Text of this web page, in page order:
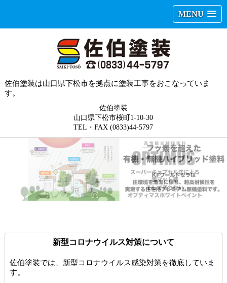
MENU
佐伯塗装は山口県下松市を拠点に塗装工事をおこなっていま
す。
佐伯塗装
山口県下松市桜町1-10-30
TEL・FAX (0833)44-5797
新型コロナウイルス対策について
佐伯塗装では、新型コロナウイルス感染対策を徹底していま
す。